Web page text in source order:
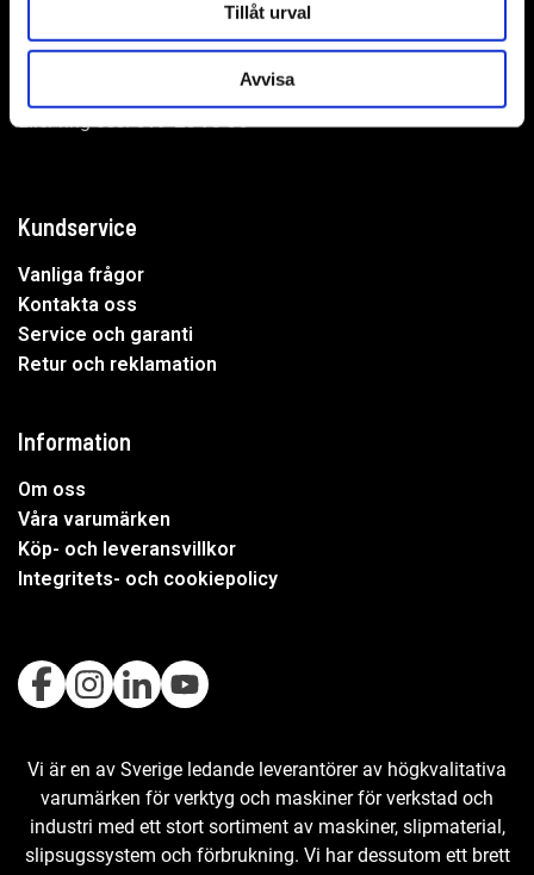
Tillåt urval
Avvisa
Undrar du över något?
Eller ring oss:019-20 73 30
Kundservice
Vanliga frågor
Kontakta oss
Service och garanti
Retur och reklamation
Information
Om oss
Våra varumärken
Köp- och leveransvillkor
Integritets- och cookiepolicy
Vi är en av Sverige ledande leverantörer av högkvalitativa
varumärken för verktyg och maskiner för verkstad och
industri med ett stort sortiment av maskiner, slipmaterial,
slipsugssystem och förbrukning. Vi har dessutom ett brett